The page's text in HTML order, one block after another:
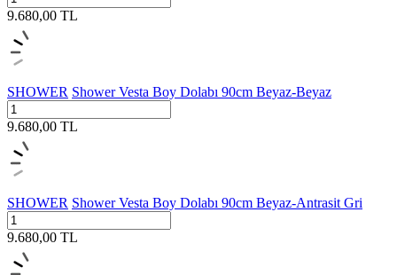
9.680,00 TL
SHOWER Shower Vesta Boy Dolabı 90cm Beyaz-Beyaz
9.680,00 TL
SHOWER Shower Vesta Boy Dolabı 90cm Beyaz-Antrasit Gri
9.680,00 TL